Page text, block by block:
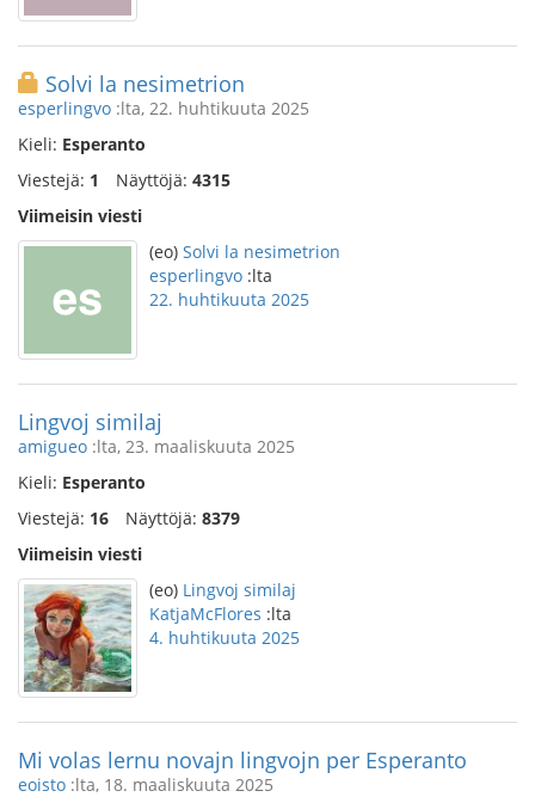
Solvi la nesimetrion
esperlingvo :lta, 22. huhtikuuta 2025
Kieli: Esperanto
Viestejä: 1 Näyttöjä: 4315
Viimeisin viesti
(eo) Solvi la nesimetrion
esperlingvo :lta
22. huhtikuuta 2025
Lingvoj similaj
amigueo :lta, 23. maaliskuuta 2025
Kieli: Esperanto
Viestejä: 16 Näyttöjä: 8379
Viimeisin viesti
(eo) Lingvoj similaj
KatjaMcFlores :lta
4. huhtikuuta 2025
Mi volas lernu novajn lingvojn per Esperanto
eoisto :lta, 18. maaliskuuta 2025